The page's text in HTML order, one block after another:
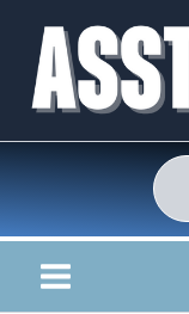
conteúdo